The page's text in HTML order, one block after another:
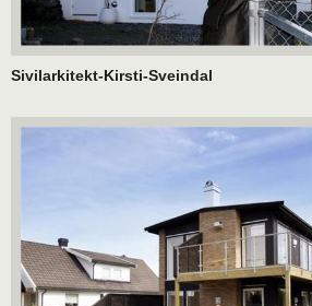
Sivilarkitekt-Kirsti-Sveindal